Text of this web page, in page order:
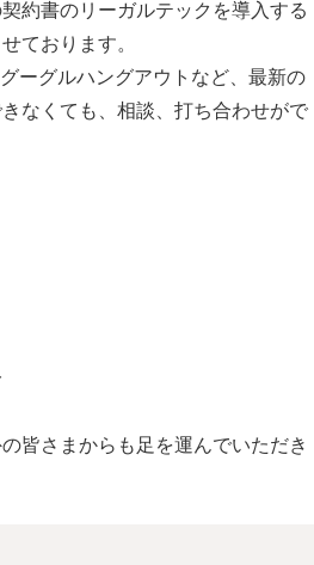
約書のリーガルテックを導入する
ております。
ーグルハングアウトなど、最新の
なくても、相談、打ち合わせがで
皆さまからも足を運んでいただき